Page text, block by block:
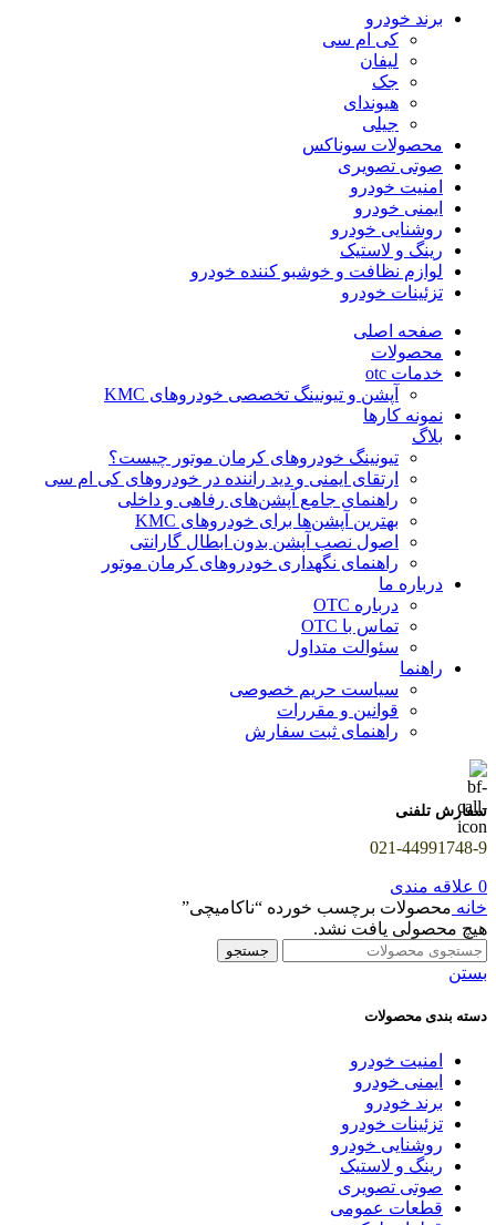
برند خودرو
کی ام سی
لیفان
جک
هیوندای
جیلی
محصولات سوناکس
صوتی تصویری
امنیت خودرو
ایمنی خودرو
روشنایی خودرو
رینگ و لاستیک
لوازم نظافت و خوشبو کننده خودرو
تزئینات خودرو
صفحه اصلی
محصولات
خدمات otc
آپشن و تیونینگ تخصصی خودروهای KMC
نمونه کارها
بلاگ
تیونینگ خودروهای کرمان موتور چیست؟
ارتقای ایمنی و دید راننده در خودروهای کی ام سی
راهنمای جامع آپشن‌های رفاهی و داخلی
بهترین آپشن‌ها برای خودروهای KMC
اصول نصب آپشن بدون ابطال گارانتی
راهنمای نگهداری خودروهای کرمان موتور
درباره ما
درباره OTC
تماس با OTC
سئوالت متداول
راهنما
سیاست حریم خصوصی
قوانین و مقررات
راهنمای ثبت سفارش
سفارش تلفنی
021-44991748-9
0 علاقه مندی
خانه محصولات برچسب خورده “ناکامیچی”
هیچ محصولی یافت نشد.
جستجو
بستن
دسته بندی محصولات
امنیت خودرو
ایمنی خودرو
برند خودرو
تزئینات خودرو
روشنایی خودرو
رینگ و لاستیک
صوتی تصویری
قطعات عمومی